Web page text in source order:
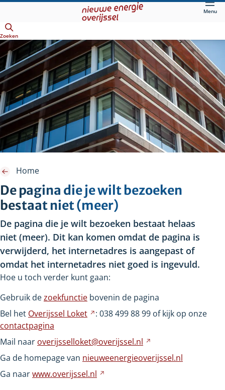
hoofdinhoud
Menu
Zoeken
De pagina die je wilt bezoeken
bestaat niet (meer)
Home
De pagina die je wilt bezoeken bestaat helaas
niet (meer). Dit kan komen omdat de pagina is
verwijderd, het internetadres is aangepast of
omdat het internetadres niet goed is ingevuld.
Hoe u toch verder kunt gaan:
Gebruik dezoekfunctie bovenin de pagina
Bel het Overijssel Loket
Verwijst
een
andere
website
: 0384998899 of kijk op onze
contactpagina
Mail naar overijsselloket@overijssel.nl
naar
een
Ga de homepage van nieuweenergieoverijssel.nl
Ga naarwww.overijssel.nl